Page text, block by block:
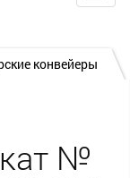
конвейеры
№